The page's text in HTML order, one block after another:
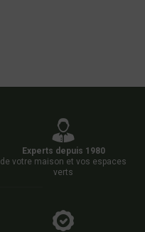
Experts depuis 1980
de votre maison et vos espaces
verts